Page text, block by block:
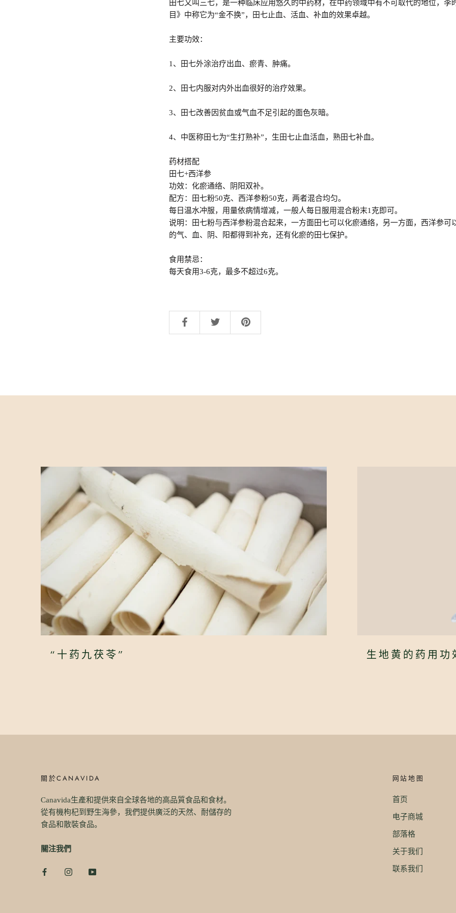
田七又叫三七，是一种临床应用悠久的中药材，在中药领域中有不可取代的地位，李
目》中称它为“金不换”，田七止血、活血、补血的效果卓越。
主要功效：
1、田七外涂治疗出血、瘀青、肿痛。
2、田七内服对内外出血很好的治疗效果。
3、田七改善因贫血或气血不足引起的面色灰暗。
4、中医称田七为“生打熟补”，生田七止血活血，熟田七补血。
药材搭配
田七+西洋参
功效：化瘀通络、阴阳双补。
配方：田七粉50克、西洋参粉50克，两者混合均匀。
每日温水冲服，用量依病情增减，一般人每日服用混合粉末1克即可。
说明：田七粉与西洋参粉混合起来，一方面田七可以化瘀通络，另一方面，西洋参可
的气、血、阴、阳都得到补充，还有化瘀的田七保护。
食用禁忌：
每天食用3-6克，最多不超过6克。
“十药九茯苓” 生地黄的药用功
關於CANAVIDA
Canavida生產和提供來自全球各地的高品質食品和食材。
從有機枸杞到野生海參，我們提供廣泛的天然、耐儲存的
食品和散裝食品。
關注我們
网站地图
首页
电子商城
部落格
关于我们
联系我们